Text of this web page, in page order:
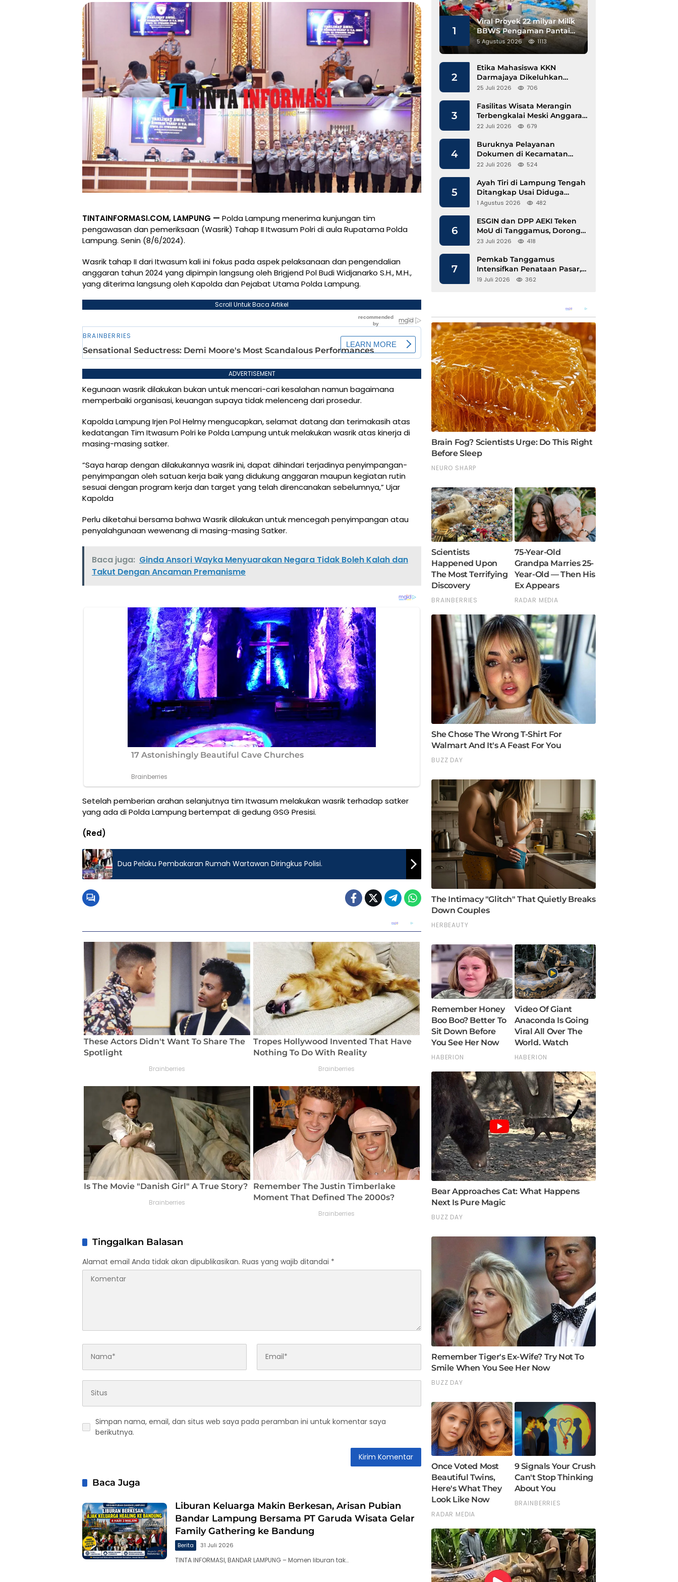
TINTAINFORMASI.COM, LAMPUNG — Polda Lampung menerima kunjungan tim
pengawasan dan pemeriksaan (Wasrik) Tahap II Itwasum Polri di aula Rupatama Polda
Lampung. Senin (8/6/2024).
Wasrik tahap II dari Itwasum kali ini fokus pada aspek pelaksanaan dan pengendalian
anggaran tahun 2024 yang dipimpin langsung oleh Brigjend Pol Budi Widjanarko S.H., M.H.,
yang diterima langsung oleh Kapolda dan Pejabat Utama Polda Lampung.
Scroll Untuk Baca Artikel
ADVERTISEMENT
Kegunaan wasrik dilakukan bukan untuk mencari-cari kesalahan namun bagaimana
memperbaiki organisasi, keuangan supaya tidak melenceng dari prosedur.
Kapolda Lampung Irjen Pol Helmy mengucapkan, selamat datang dan terimakasih atas
kedatangan Tim Itwasum Polri ke Polda Lampung untuk melakukan wasrik atas kinerja di
masing-masing satker.
“Saya harap dengan dilakukannya wasrik ini, dapat dihindari terjadinya penyimpangan-
penyimpangan oleh satuan kerja baik yang didukung anggaran maupun kegiatan rutin
sesuai dengan program kerja dan target yang telah direncanakan sebelumnya,” Ujar
Kapolda
Perlu diketahui bersama bahwa Wasrik dilakukan untuk mencegah penyimpangan atau
penyalahgunaan wewenang di masing-masing Satker.
Baca juga: Ginda Ansori Wayka Menyuarakan Negara Tidak Boleh Kalah dan
Takut Dengan Ancaman Premanisme
Setelah pemberian arahan selanjutnya tim Itwasum melakukan wasrik terhadap satker
yang ada di Polda Lampung bertempat di gedung GSG Presisi.
(Red)
Dua Pelaku Pembakaran Rumah Wartawan Diringkus Polisi.
Tinggalkan Balasan
Alamat email Anda tidak akan dipublikasikan. Ruas yang wajib ditandai *
Simpan nama, email, dan situs web saya pada peramban ini untuk komentar saya
berikutnya.
Baca Juga
Liburan Keluarga Makin Berkesan, Arisan Pubian
Bandar Lampung Bersama PT Garuda Wisata Gelar
Family Gathering ke Bandung
Berita 31 Juli 2026
TINTA INFORMASI, BANDAR LAMPUNG – Momen liburan tak…
1
Viral Proyek 22 milyar Milik
BBWS Pengaman Pantai
Pesisir Barat Diduga
Gunakan Besi Banci
5 Agustus 2026 1113
2
Etika Mahasiswa KKN
Darmajaya Dikeluhkan
Kepala Pekon Sinar Jawa
25 Juli 2026 706
3
Fasilitas Wisata Merangin
Terbengkalai Meski Anggaran
Perawatan Terus Mengalir
22 Juli 2026 679
4
Buruknya Pelayanan
Dokumen di Kecamatan
Pangkalan Susu, Kinerja
22 Juli 2026 524
5
Ayah Tiri di Lampung Tengah
Ditangkap Usai Diduga
Hamili Anak di Bawah Umur
1 Agustus 2026 482
6
ESGIN dan DPP AEKI Teken
MoU di Tanggamus, Dorong
Ekonomi Hijau Berbasis Kopi
23 Juli 2026 418
7
Pemkab Tanggamus
Intensifkan Penataan Pasar,
Pedagang Diajak Tempati
19 Juli 2026 362